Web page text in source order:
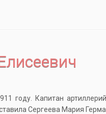
году. Капитан
Сергеева Мария